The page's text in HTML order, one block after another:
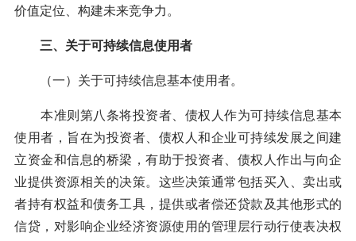
价值定位、构建未来竞争力。
三、关于可持续信息使用者
（一）关于可持续信息基本使用者。
本准则第八条将投资者、债权人作为可持续信息基本
使用者，旨在为投资者、债权人和企业可持续发展之间建
立资金和信息的桥梁，有助于投资者、债权人作出与向企
业提供资源相关的决策。这些决策通常包括买入、卖出或
者持有权益和债务工具，提供或者偿还贷款及其他形式的
信贷，对影响企业经济资源使用的管理层行动行使表决权